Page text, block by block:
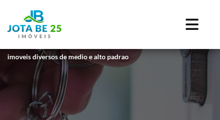
imoveis diversos de medio e alto padrao